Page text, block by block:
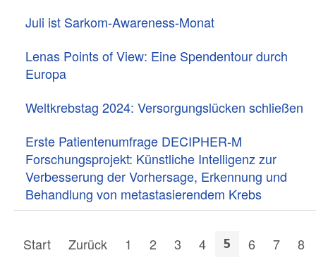
Juli ist Sarkom-Awareness-Monat
Lenas Points of View: Eine Spendentour durch
Europa
Weltkrebstag 2024: Versorgungslücken schließen
Erste Patientenumfrage DECIPHER-M
Forschungsprojekt: Künstliche Intelligenz zur
Verbesserung der Vorhersage, Erkennung und
Behandlung von metastasierendem Krebs
Start Zurück 1 2 3 4 5 6 7 8